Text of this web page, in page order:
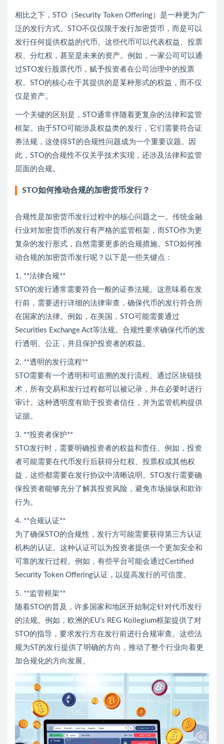
相比之下，STO（Security Token Offering）是一种更为广
泛的发行方式。STO不仅仅限于发行加密货币，而是可以
发行任何提供权益的代币。这些代币可以代表权益、投票
权、分红权，甚至是未来的资产。例如，一家公司可以通
过STO发行股票代币，赋予投资者在公司治理中的投票
权。STO的核心在于其提供的是某种形式的权益，而不仅
仅是资产。
一个关键的区别是，STO通常伴随着更复杂的法律和监管
框架。由于STO可能涉及权益类的发行，它们需要符合证
券法规，这使得ST的合规性问题成为一个重要议题。因
此，STO的合规性不仅关乎技术实现，还涉及法律和监管
层面的合规。
STO如何推动合规的加密货币发行？
合规性是加密货币发行过程中的核心问题之一。传统金融
行业对加密货币的发行有严格的监管框架，而STO作为更
复杂的发行形式，自然需要更多的合规措施。STO如何推
动合规的加密货币发行呢？以下是一些关键点：
1. **法律合规**
STO的发行通常需要符合一般的证券法规。这意味着在发
行前，需要进行详细的法律审查，确保代币的发行符合所
在国家的法律。例如，在美国，STO可能需要通过
Securities Exchange Act等法规。合规性要求确保代币的发
行透明、公正，并且保护投资者的权益。
2. **透明的发行流程**
STO需要有一个透明和可追溯的发行流程。通过区块链技
术，所有交易和发行过程都可以被记录，并在必要时进行
审计。这种透明度有助于投资者信任，并为监管机构提供
证据。
3. **投资者保护**
STO发行时，需要明确投资者的权益和责任。例如，投资
者可能需要在代币发行后获得分红权、投票权或其他权
益，这些都需要在发行协议中清晰说明。STO发行需要确
保投资者能够充分了解其投资风险，避免市场操纵和欺诈
行为。
4. **合规认证**
为了确保STO的合规性，发行方可能需要获得第三方认证
机构的认证。这种认证可以为投资者提供一个更加安全和
可靠的发行过程。例如，有些平台可能会通过Certified
Security Token Offering认证，以提高发行的可信度。
5. **监管框架**
随着STO的普及，许多国家和地区开始制定针对代币发行
的法规。例如，欧洲的EU’s REG Kollegium框架提供了对
STO的指导，要求发行方在发行前进行合规审查。这些法
规为ST的发行提供了明确的方向，推动了整个行业向着更
加合规化的方向发展。